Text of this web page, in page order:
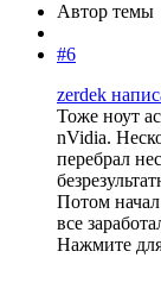
Автор темы
#6
zerdek
Тоже ноут
nVidia.
перебрал
Потом
все
Нажмите